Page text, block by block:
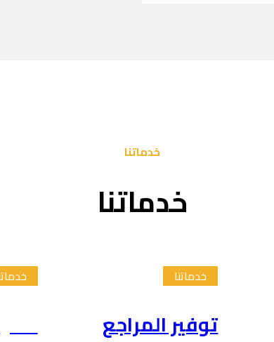
خدماتنا
خدماتنا
خدماتنا
توفير المراجع